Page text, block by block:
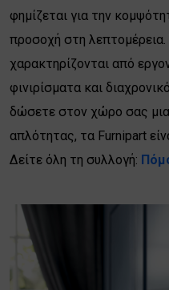
φημίζεται για την
προσοχή στη
χαρακτηρίζονται από
φινιρίσματα και
δώσετε στον χώρο σας
απλότητας, τα Furnipart
Δείτε όλη τη συλλογή: